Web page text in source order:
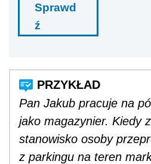
Sprawd
ź
Pan Jakub pracuje na
jako magazynier. Kiedy
stanowisko osoby
z parkingu na teren